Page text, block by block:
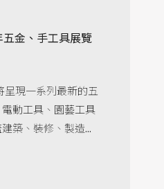
金、手工具展覽
現一系列最新的五
動工具、園藝工具
築、裝修、製造...